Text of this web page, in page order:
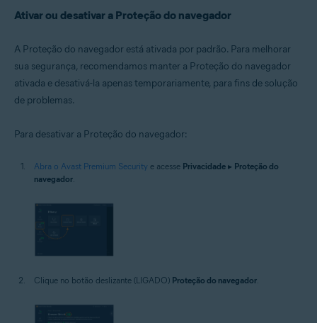
Ativar ou desativar a Proteção do navegador
A Proteção do navegador está ativada por padrão. Para melhorar
sua segurança, recomendamos manter a Proteção do navegador
ativada e desativá-la apenas temporariamente, para fins de solução
de problemas.
Para desativar a Proteção do navegador:
Abra o Avast Premium Security e acesse Privacidade ▸ Proteção do
navegador.
Clique no botão deslizante (LIGADO) Proteção do navegador